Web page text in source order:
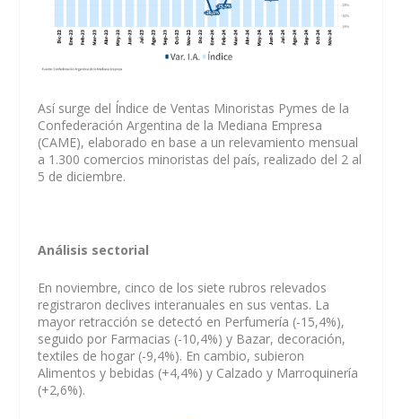
Así surge del Índice de Ventas Minoristas Pymes de la
Confederación Argentina de la Mediana Empresa
(CAME), elaborado en base a un relevamiento mensual
a 1.300 comercios minoristas del país, realizado del 2 al
5 de diciembre.
Análisis sectorial
En noviembre, cinco de los siete rubros relevados
registraron declives interanuales en sus ventas. La
mayor retracción se detectó en Perfumería (-15,4%),
seguido por Farmacias (-10,4%) y Bazar, decoración,
textiles de hogar (-9,4%). En cambio, subieron
Alimentos y bebidas (+4,4%) y Calzado y Marroquinería
(+2,6%).